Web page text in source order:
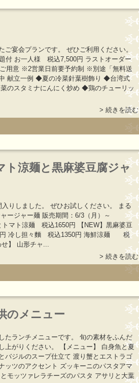
ご宴会プランです。 ぜひご利用ください。
付 お一人様 税込7,500円 ラストオーダー
用意 ※2営業日前要予約制 ※別途「無料送
献立一例 ◆夏の冷菜針葉樹飾り ◆台湾式
のスタミナにんにく炒め ◆鶏のチューリッ
> 続きを読む
ト涼麺と黒麻婆豆腐ジャ
りしました。 ぜひお試しください。 まる
ージャー麺 販売期間：6/3（月）～
トマト涼麺 税込1650円 【NEW】黒麻婆豆
円 冷し担々麵 税込1350円 海鮮涼麺 税
】 山形チャ...
> 続きを読む
のメニュー
たランチメニューです。 旬の素材をふんだ
上がりください。 【メニュー】 白身魚と夏
ジルのスープ仕立て 渡り蟹とエストラゴ
ツのアクセント ズッキーニのパスタアマ
モッツァレラチーズのパスタ アサリと大葉